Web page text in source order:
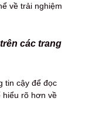
về trải nghiệm
các trang
tin cậy để đọc
hiểu rõ hơn về